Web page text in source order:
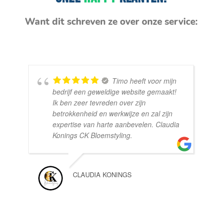
Want dit schreven ze over onze service:
Timo heeft voor mijn
bedrijf een geweldige website gemaakt!
Ik ben zeer tevreden over zijn
betrokkenheid en werkwijze en zal zijn
expertise van harte aanbevelen. Claudia
Konings CK Bloemstyling.
CLAUDIA KONINGS